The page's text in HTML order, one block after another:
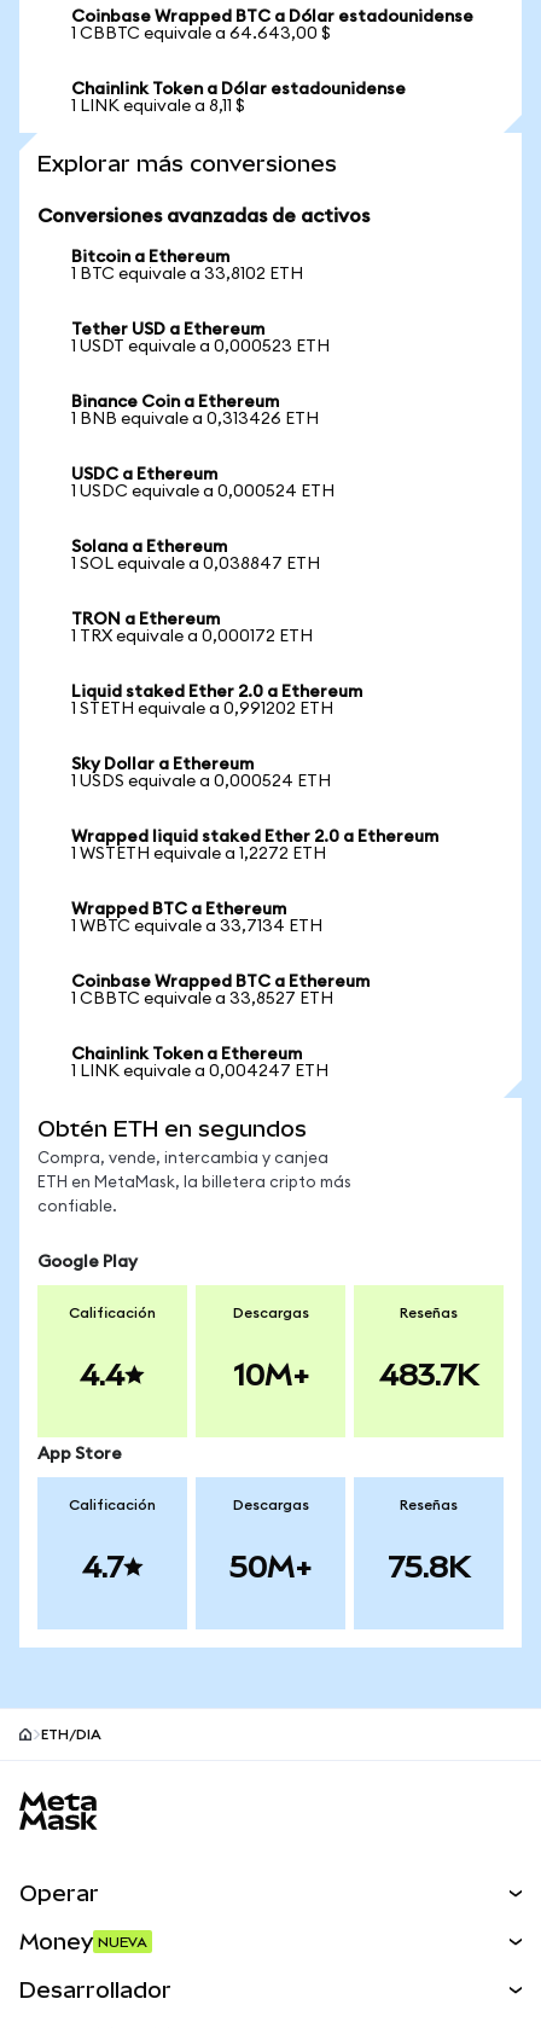
Coinbase Wrapped BTC a Dólar estadounidense
1 CBBTC equivale a 64.643,00 $
Chainlink Token a Dólar estadounidense
1 LINK equivale a 8,11 $
Explorar más conversiones
Conversiones avanzadas de activos
Bitcoin a Ethereum
1 BTC equivale a 33,8102 ETH
Tether USD a Ethereum
1 USDT equivale a 0,000523 ETH
Binance Coin a Ethereum
1 BNB equivale a 0,313426 ETH
USDC a Ethereum
1 USDC equivale a 0,000524 ETH
Solana a Ethereum
1 SOL equivale a 0,038847 ETH
TRON a Ethereum
1 TRX equivale a 0,000172 ETH
Liquid staked Ether 2.0 a Ethereum
1 STETH equivale a 0,991202 ETH
Sky Dollar a Ethereum
1 USDS equivale a 0,000524 ETH
Wrapped liquid staked Ether 2.0 a Ethereum
1 WSTETH equivale a 1,2272 ETH
Wrapped BTC a Ethereum
1 WBTC equivale a 33,7134 ETH
Coinbase Wrapped BTC a Ethereum
1 CBBTC equivale a 33,8527 ETH
Chainlink Token a Ethereum
1 LINK equivale a 0,004247 ETH
Obtén ETH en segundos
Compra, vende, intercambia y canjea
ETH en MetaMask, la billetera cripto más
confiable.
Google Play
Calificación
4.4
Descargas
10M+
Reseñas
483.7K
App Store
Calificación
4.7
Descargas
50M+
Reseñas
75.8K
ETH/DIA
Operar
Money NUEVA
Desarrollador